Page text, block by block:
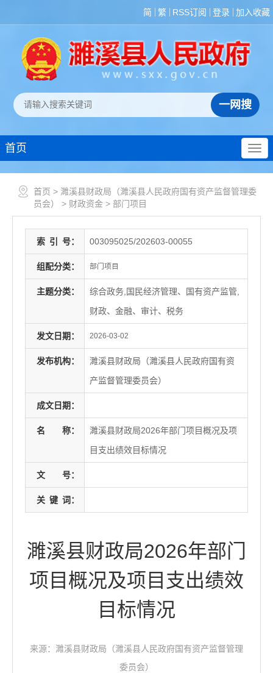
简 繁 RSS订阅 登录 加入收藏
首页
首页 > 濉溪县财政局（濉溪县人民政府国有资产监督管理委
员会）
> 财政资金 > 部门项目
索 引 号： 003095025/202603-00055
组配分类： 部门项目
主题分类：
综合政务,国民经济管理、国有资产监管,
财政、金融、审计、税务
发文日期： 2026-03-02
发布机构：
濉溪县财政局（濉溪县人民政府国有资
产监督管理委员会）
成文日期：
名 称：
濉溪县财政局2026年部门项目概况及项
目支出绩效目标情况
文 号：
关 键 词：
濉溪县财政局2026年部门
项目概况及项目支出绩效
目标情况
来源：濉溪县财政局（濉溪县人民政府国有资产监督管理
委员会）